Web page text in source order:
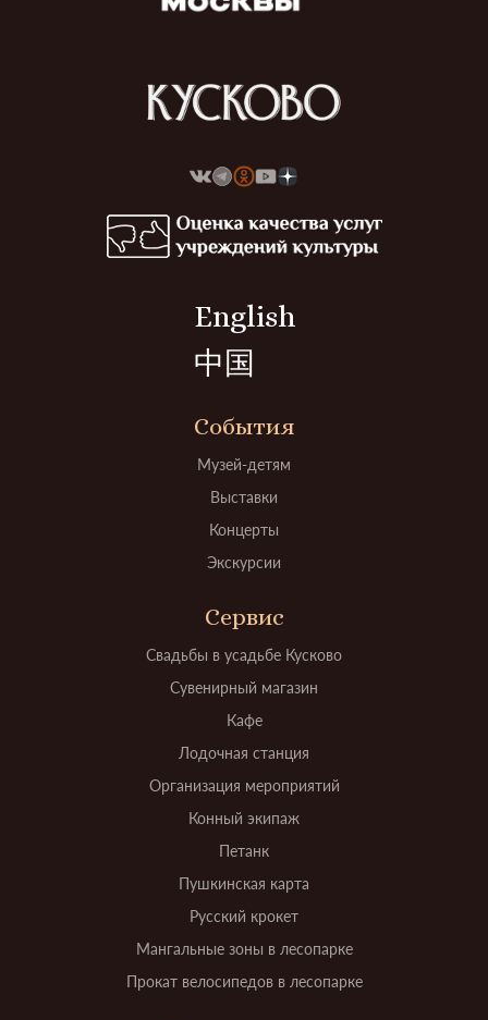
English
中国
События
Музей-детям
Выставки
Концерты
Экскурсии
Сервис
Свадьбы в усадьбе Кусково
Сувенирный магазин
Кафе
Лодочная станция
Организация мероприятий
Конный экипаж
Петанк
Пушкинская карта
Русский крокет
Мангальные зоны в лесопарке
Прокат велосипедов в лесопарке